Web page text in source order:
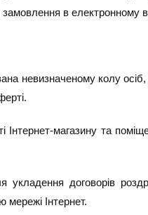
в електронному
невизначеному колу
Інтернет-магазину та
договорів
Інтернет.